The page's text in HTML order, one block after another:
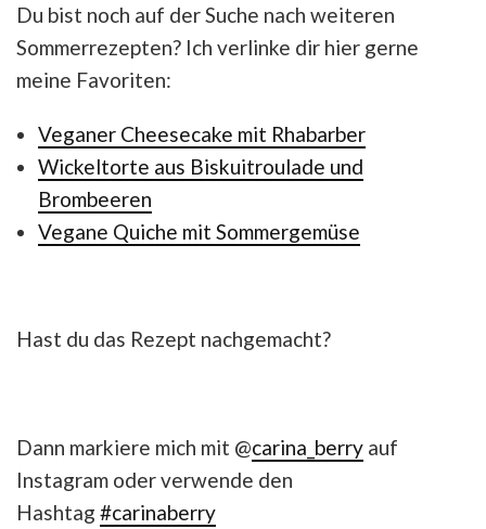
Du bist noch auf der Suche nach weiteren
Sommerrezepten? Ich verlinke dir hier gerne
meine Favoriten:
Veganer Cheesecake mit Rhabarber
Wickeltorte aus Biskuitroulade und
Brombeeren
Vegane Quiche mit Sommergemüse
Hast du das Rezept nachgemacht?
Dann markiere mich mit @carina_berry auf
Instagram oder verwende den
Hashtag #carinaberry